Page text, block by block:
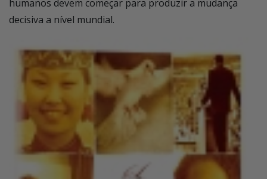
humanos devem começar para produzir a mudança
decisiva a nível mundial.